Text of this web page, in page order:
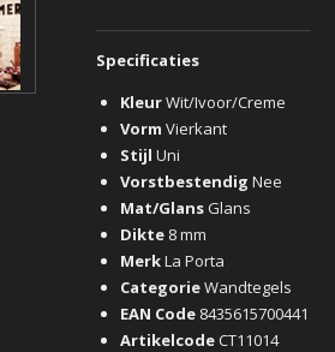
Specificaties
KleurWit/Ivoor/Creme
Vorm Vierkant
Stijl Uni
Vorstbestendig Nee
Mat/Glans Glans
Dikte 8 mm
MerkLa Porta
CategorieWandtegels
EAN Code 8435615700441
ArtikelcodeCT11014